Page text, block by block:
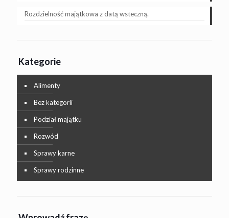
Rozdzielność majątkowa z datą wsteczną.
Kategorie
Alimenty
Bez kategorii
Podział majątku
Rozwód
Sprawy karne
Sprawy rodzinne